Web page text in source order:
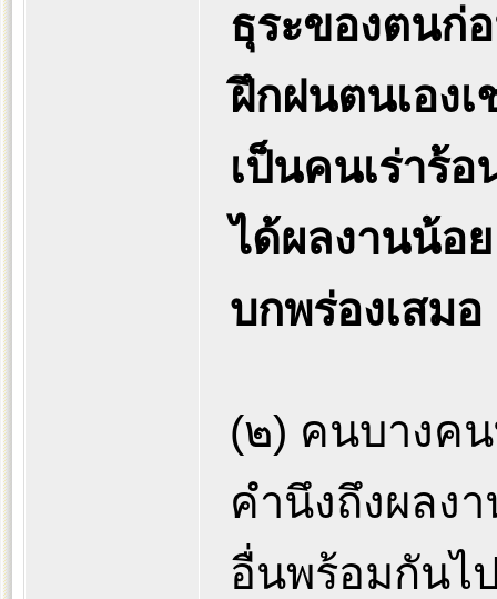
ธุระของตนก่
ฝึกฝนตนเอง
เป็นคนเร่าร้
ได้ผลงานน้อ
บกพร่องเสมอ
(๒) คนบางค
คำนึงถึงผลง
อื่นพร้อมกันไ